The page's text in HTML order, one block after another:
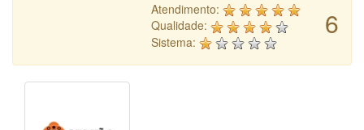
6
Atendimento:
Qualidade:
Sistema: